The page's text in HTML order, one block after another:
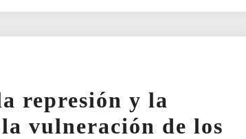
represión y la
vulneración de los